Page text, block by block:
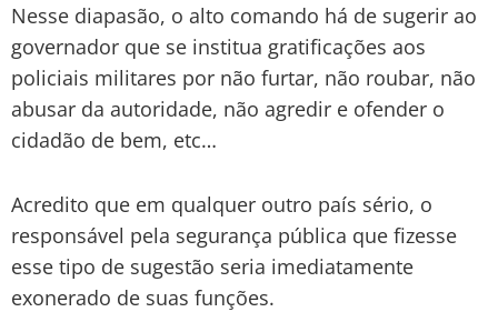
Nesse diapasão, o alto comando há de sugerir ao
governador que se institua gratificações aos
policiais militares por não furtar, não roubar, não
abusar da autoridade, não agredir e ofender o
cidadão de bem, etc…
Acredito que em qualquer outro país sério, o
responsável pela segurança pública que fizesse
esse tipo de sugestão seria imediatamente
exonerado de suas funções.